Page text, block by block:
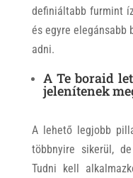
definiáltabb furmint
és egyre elegánsabb
adni.
A Te boraid
jelenítenek
A lehető legjobb
többnyire sikerül,
Tudni kell